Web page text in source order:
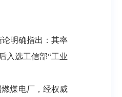
明确指出：其率
入选工信部“工业
煤电厂，经权威